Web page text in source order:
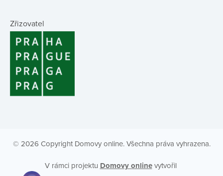
Zřizovatel
© 2026 Copyright Domovy online. Všechna práva vyhrazena.
V rámci projektu Domovy onlinevytvořil